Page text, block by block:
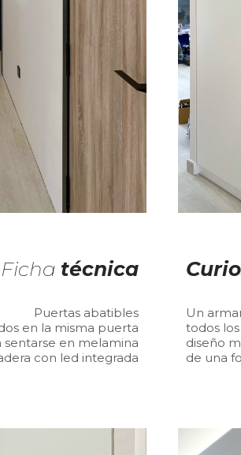
Ficha técnica
Puertas abatibles
en la misma puerta
en melamina
con led integrada
Un
todos
diseño
de una